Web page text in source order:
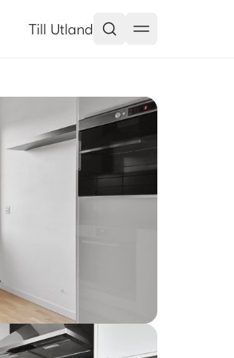
Till Utland